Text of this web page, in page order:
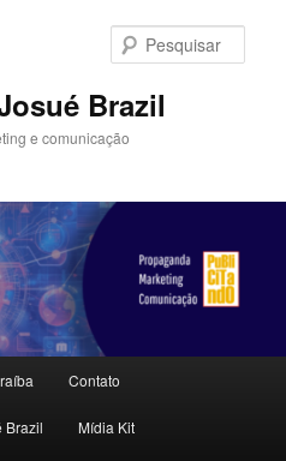
Brazil
e comunicação
Contato
Brazil Mídia Kit